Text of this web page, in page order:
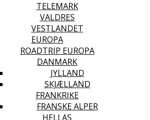
TELEMARK
VALDRES
VESTLANDET
EUROPA
ROADTRIP EUROPA
DANMARK
JYLLAND
SKJÆLLAND
FRANKRIKE
FRANSKE ALPER
HELLAS